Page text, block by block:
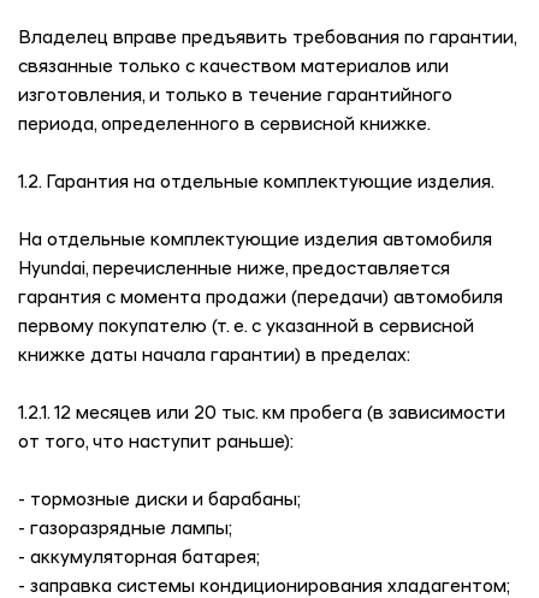
Владелец вправе предъявить требования по гарантии,
связанные только с качеством материалов или
изготовления, и только в течение гарантийного
периода, определенного в сервисной книжке.
1.2. Гарантия на отдельные комплектующие изделия.
На отдельные комплектующие изделия автомобиля
Hyundai, перечисленные ниже, предоставляется
гарантия с момента продажи (передачи) автомобиля
первому покупателю (т. е. с указанной в сервисной
книжке даты начала гарантии) в пределах:
1.2.1. 12 месяцев или 20 тыс. км пробега (в зависимости
от того, что наступит раньше):
- тормозные диски и барабаны;
- газоразрядные лампы;
- аккумуляторная батарея;
- заправка системы кондиционирования хладагентом;